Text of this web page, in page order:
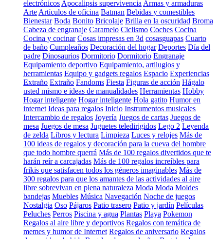
electrónicos Apocalipsis supervivencia Armas y armaduras
Arte Artículos de oficina Batman Bebidas y comestibles
Bienestar Boda Bonito Bricolaje Brilla en la oscuridad Broma
Cabeza de engranaje Caramelo Ciclismo Coches Cocina
Cocina y cocinar Cosas impresas en 3d cosasguapas Cuarto
de baño Cumpleaños Decoración del hogar Deportes Día del
padre Dinosaurios Dormitorio Dormitorio Engranaje
Equipamiento deportivo Equipamiento, artilugios y
herramientas Equipo y gadgets regalos Espacio Experiencias
Extraño Extraño Fandoms Fiesta Figuras de acción Hágalo
usted mismo e ideas de manualidades Herramientas Hobby
Hogar inteligente Hogar inteligente Hola gatito Humor en
internet Ideas para regalos Inicio Instrumentos musicales
Intercambio de regalos Joyería Juegos de cartas Juegos de
mesa Juegos de mesa Juguetes teledirigidos Lego 2 Leyenda
de zelda Libros y lectura Limpieza Luces y relojes Más de
100 ideas de regalos y decoración para la cueva del hombre
que todo hombre querrá Más de 100 regalos divertidos que te
harán reír a carcajadas Más de 100 regalos increíbles para
frikis que satisfacen todos los géneros imaginables Más de
300 regalos para que los amantes de las actividades al aire
libre sobrevivan en plena naturaleza Moda Moda Moldes
bandejas Muebles Música Navegación Noche de juegos
Nostalgia Oso Pájaros Patio trasero Patio y jardín Películas
Peluches Perros Piscina y agua Plantas Playa Pokemon
Regalos al aire libre y deportivos Regalos con temática de
memes y humor de Internet Regalos de aniversario Regalos